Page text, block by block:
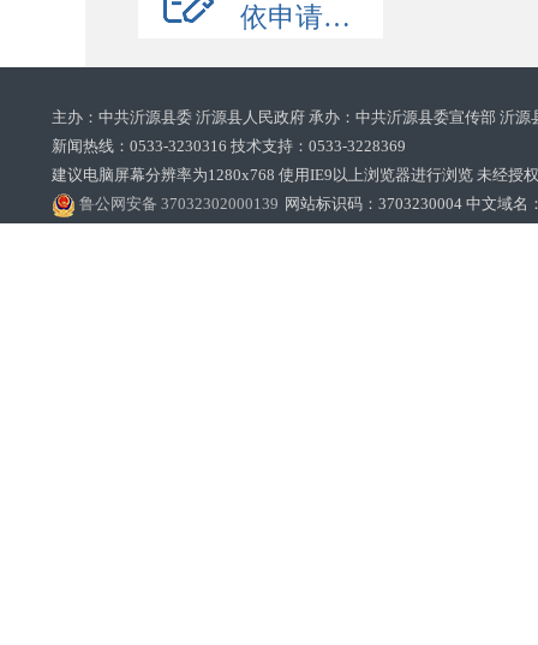
依申请公开
主办：中共沂源县委 沂源县人民政府 承办：中共沂源县委宣传部 沂
新闻热线：0533-3230316 技术支持：0533-3228369‌‌
建议电脑屏幕分辨率为1280x768 使用IE9以上浏览器进行浏览 未经授
鲁公网安备 37032302000139 网站标识码：3703230004 中文域名